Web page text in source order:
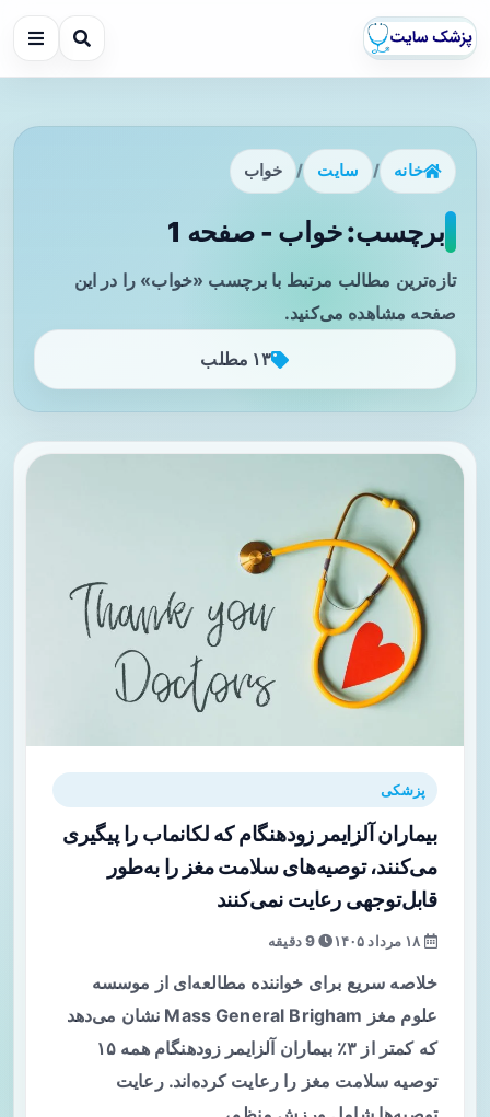
خانه / سایت / خواب
برچسب: خواب - صفحه 1
تازه‌ترین مطالب مرتبط با برچسب «خواب» را در این
صفحه مشاهده می‌کنید.
۱۳ مطلب
پزشکی
بیماران آلزایمر زودهنگام که لکانماب را پیگیری
می‌کنند، توصیه‌های سلامت مغز را به‌طور
قابل‌توجهی رعایت نمی‌کنند
9 دقیقه
خلاصه سریع برای خواننده مطالعه‌ای از موسسه
علوم مغز Mass General Brigham نشان می‌دهد
که کمتر از ۳٪ بیماران آلزایمر زودهنگام همه ۱۵
توصیه سلامت مغز را رعایت کرده‌اند. رعایت